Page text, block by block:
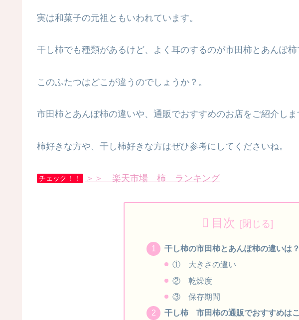
実は和菓子の元祖ともいわれています。
干し柿でも種類があるけど、よく耳のするのが市田柿とあんぽ柿
このふたつはどこが違うのでしょうか？。
市田柿とあんぽ柿の違いや、通販でおすすめのお店をご紹介しま
柿好きな方や、干し柿好きな方はぜひ参考にしてくださいね。
チェック！！ ＞＞ 楽天市場 柿 ランキング
目次
干し柿の市田柿とあんぽ柿の違いは？
① 大きさの違い
② 乾燥度
③ 保存期間
干し柿 市田柿の通販でおすすめは